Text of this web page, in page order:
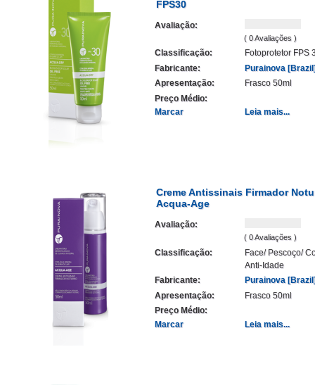
FPS30
Avaliação:
( 0 Avaliações )
Classificação:
Fotoprotetor FPS
Fabricante:
Purainova
Apresentação:
Frasco 50ml
Preço Médio:
Marcar
Leia mais...
Creme Antissinais Firmador
Acqua-Age
Avaliação:
( 0 Avaliações )
Classificação:
Face/ Pescoço/
Anti-Idade
Fabricante:
Purainova
Apresentação:
Frasco 50ml
Preço Médio:
Marcar
Leia mais...